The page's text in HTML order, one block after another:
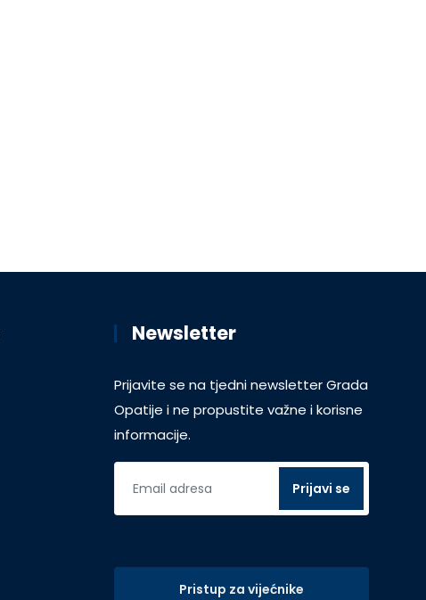
Newsletter
Prijavite se na tjedni newsletter Grada
Opatije i ne propustite važne i korisne
informacije.
Pristup za vijećnike